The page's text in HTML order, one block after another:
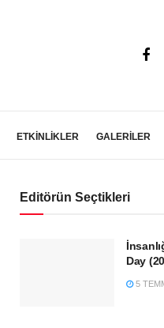
ETKİNLİKLER GALERİLER
Editörün Seçtikleri
Day
5